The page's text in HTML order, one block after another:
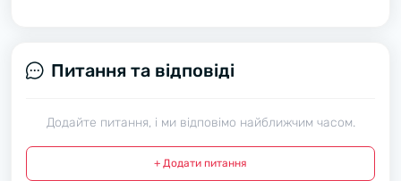
Питання та відповіді
Додайте питання, і ми відповімо найближчим часом.
+ Додати питання